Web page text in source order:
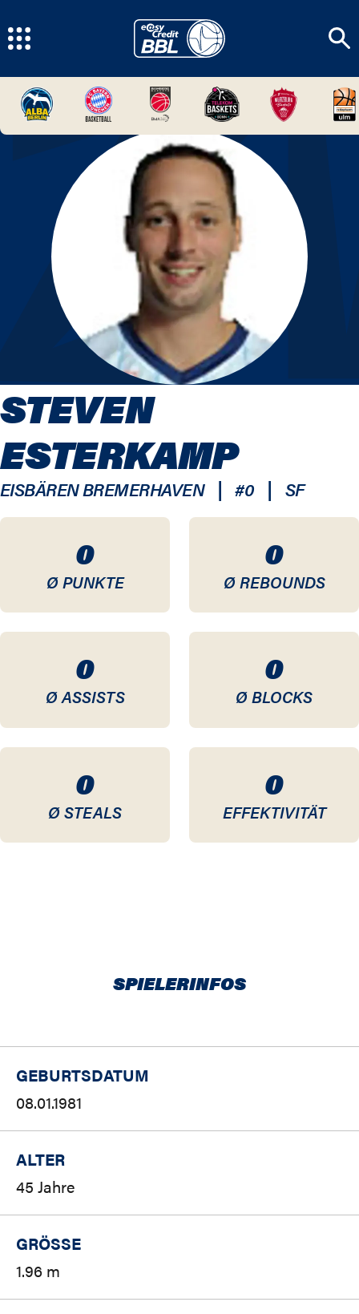
0
Ø PUNKTE
0
Ø REBOUNDS
0
Ø ASSISTS
0
Ø BLOCKS
0
Ø STEALS
0
EFFEKTIVITÄT
STEVEN
ESTERKAMP
EISBÄREN BREMERHAVEN | #0 | SF
SPIELERINFOS
GEBURTSDATUM
08.01.1981
ALTER
45 Jahre
GRÖSSE
1.96 m